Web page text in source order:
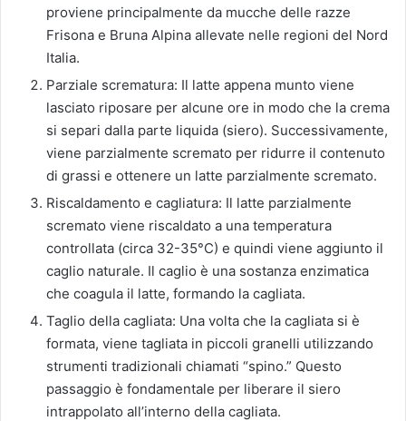
proviene principalmente da mucche delle razze
Frisona e Bruna Alpina allevate nelle regioni del Nord
Italia.
Parziale scrematura: Il latte appena munto viene
lasciato riposare per alcune ore in modo che la crema
si separi dalla parte liquida (siero). Successivamente,
viene parzialmente scremato per ridurre il contenuto
di grassi e ottenere un latte parzialmente scremato.
Riscaldamento e cagliatura: Il latte parzialmente
scremato viene riscaldato a una temperatura
controllata (circa 32-35°C) e quindi viene aggiunto il
caglio naturale. Il caglio è una sostanza enzimatica
che coagula il latte, formando la cagliata.
Taglio della cagliata: Una volta che la cagliata si è
formata, viene tagliata in piccoli granelli utilizzando
strumenti tradizionali chiamati “spino.” Questo
passaggio è fondamentale per liberare il siero
intrappolato all’interno della cagliata.